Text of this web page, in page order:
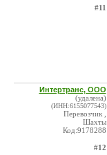
#11
Интертранс, ООО
(удалена)
(ИНН:6155077543)
Перевозчик ,
Шахты
Код:9178288
#12